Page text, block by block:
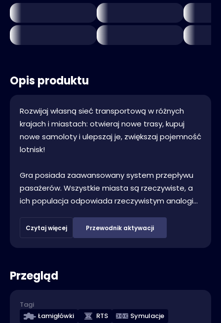
Opis produktu
Rozwijaj własną sieć transportową w różnych
krajach i miastach: otwieraj nowe trasy, kupuj
nowe samoloty i ulepszaj je, zwiększaj pojemność
lotnisk!
Gra posiada zaawansowany system przepływu
pasażerów. Wszystkie miasta są rzeczywiste, a
ich populacja odpowiada rzeczywistym analogi...
Czytaj więcej Przewodnik aktywacji
Przegląd
Tagi
Łamigłówki
RTS Symulacje